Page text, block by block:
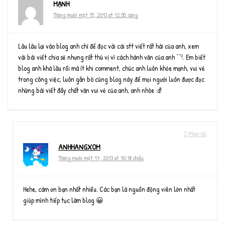
MẠNH
Tháng mười một 15, 2013 at 12:50 sáng
Lâu lâu lại vào blog anh chỉ để đọc vài cái stt viết rất hài của anh, xem
vài bài viết chia sẻ nhưng rất thú vị vì cách hành văn của anh ^^!. Em biết
blog anh khá lâu rồi mà ít khi comment, chúc anh luôn khỏe mạnh, vui vẻ
trong công việc, luôn gắn bó cùng blog này để mọi người luôn được đọc
những bài viết đầy chất văn vui vẻ của anh, anh nhóe :d!
Phản hồi
ANHHANGXOM
Tháng mười một 17, 2013 at 10:18 chiều
Hehe, cám ơn bạn nhất nhiều. Các bạn là nguồn động viên lớn nhất
giúp mình tiếp tục làm blog 😀